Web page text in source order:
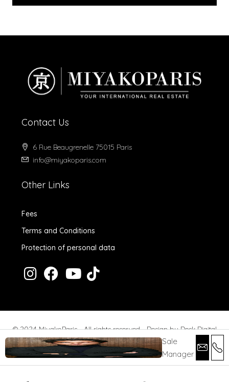
Sale
Manager
Contact Us
6 Rue Beaugrenelle 75015 Paris
info@miyakoparis.com
Other Links
Fees
Terms and Conditions
Protection of personal data
© 2024 MiyakoParis - All rights reserved -Design by Desk Digital
Fees Terms and Conditions